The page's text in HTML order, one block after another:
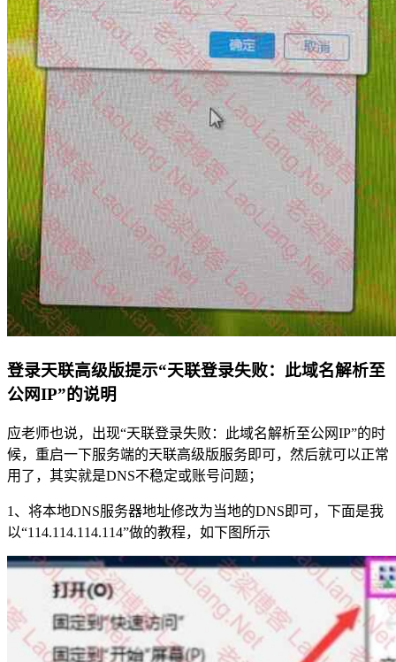
登录天联高级版提示“天联登录失败：此域名解析至
公网IP”的说明
应老师也说，出现“天联登录失败：此域名解析至公网IP”的时
候，重启一下服务端的天联高级版服务即可，然后就可以正常
用了，其实就是DNS不稳定或账号问题；
1、将本地DNS服务器地址修改为当地的DNS即可，下面是我
以“114.114.114.114”做的教程，如下图所示